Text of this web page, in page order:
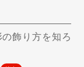
飾り方を知ろ